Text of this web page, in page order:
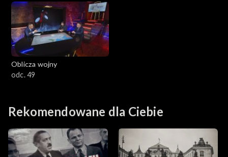
Oblicza wojny
odc. 49
Rekomendowane dla Ciebie